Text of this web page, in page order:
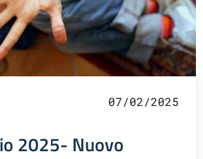
07/02/2025
2025- Nuovo